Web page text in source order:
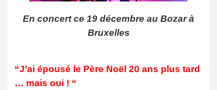
En concert ce 19 décembre au Bozar à
Bruxelles
“J’ai épousé le Père Noël 20 ans plus tard
… mais oui ! “